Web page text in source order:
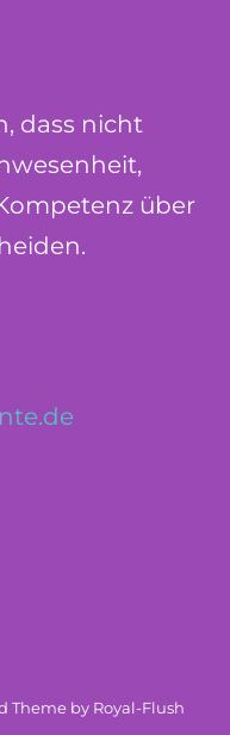
dass nicht
über
Theme by Royal-Flush